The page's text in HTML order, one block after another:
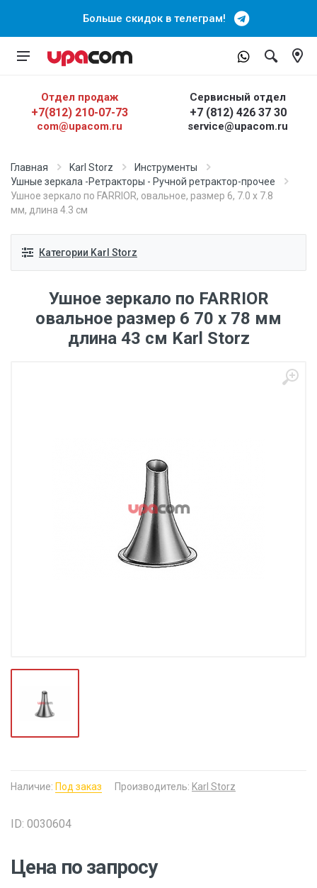
Больше скидок в телеграм!
Отдел продаж
+7(812) 210-07-73
com@upacom.ru
Сервисный отдел
+7 (812) 426 37 30
service@upacom.ru
Главная Karl Storz
Инструменты
Ушные зеркала -Ретракторы - Ручной ретрактор-прочее
Ушное зеркало по FARRIOR, овальное, размер 6, 7.0 х 7.8
мм, длина 4.3 см
Категории Karl Storz
Ушное зеркало по FARRIOR
овальное размер 6 70 х 78 мм
длина 43 см Karl Storz
Наличие: Под заказ Производитель: Karl Storz
ID: 0030604
Цена по запросу